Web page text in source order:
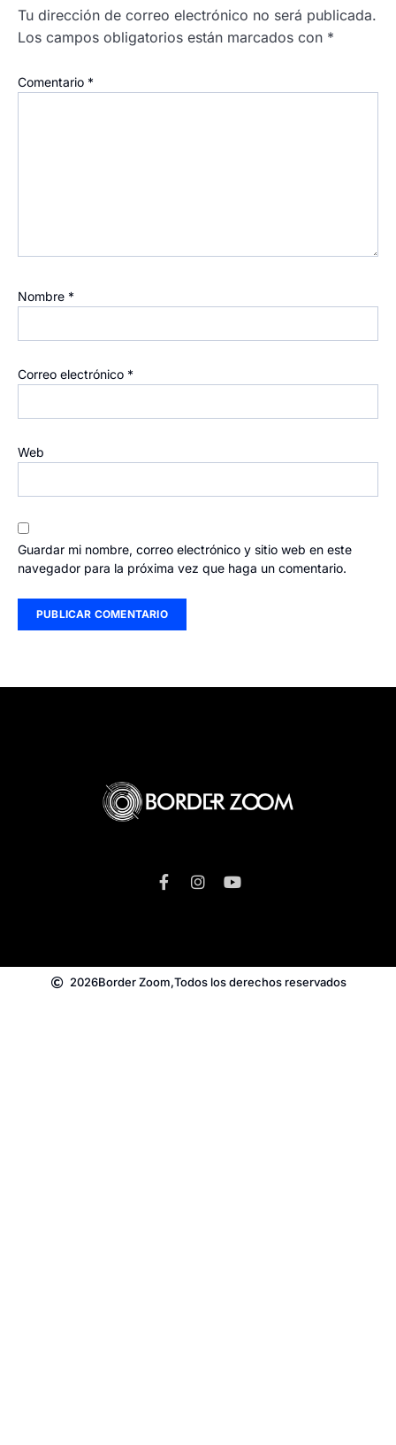
Tu dirección de correo electrónico no será publicada.
Los campos obligatorios están marcados con *
Comentario *
Nombre *
Correo electrónico *
Web
Guardar mi nombre, correo electrónico y sitio web en este
navegador para la próxima vez que haga un comentario.
2026Border Zoom,Todos los derechos reservados